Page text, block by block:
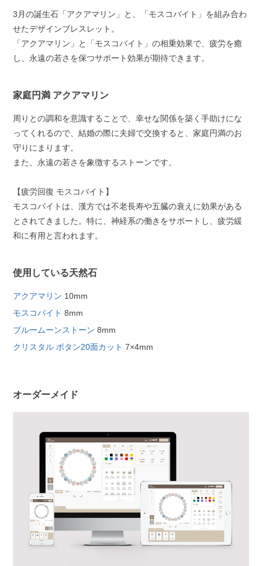
3月の誕生石「アクアマリン」と、「モスコバイト」を組み合わ
せたデザインブレスレット。
「アクアマリン」と「モスコバイト」の相乗効果で、疲労を癒
し、永遠の若さを保つサポート効果が期待できます。
家庭円満 アクアマリン
周りとの調和を意識することで、幸せな関係を築く手助けにな
ってくれるので、結婚の際に夫婦で交換すると、家庭円満のお
守りにまります。
また、永遠の若さを象徴するストーンです。
【疲労回復 モスコバイト】
モスコバイトは、漢方では不老長寿や五臓の衰えに効果がある
とされてきました。特に、神経系の働きをサポートし、疲労緩
和に有用と言われます。
使用している天然石
アクアマリン 10mm
モスコバイト 8mm
ブルームーンストーン 8mm
クリスタル ボタン20面カット 7×4mm
オーダーメイド